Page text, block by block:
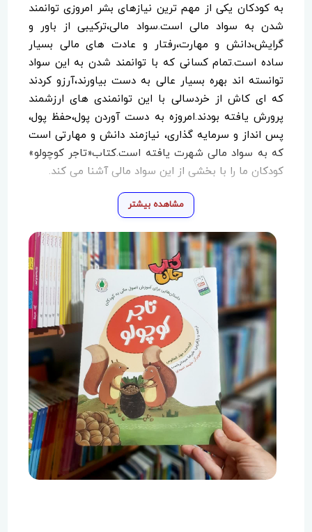
به کودکان یکی از مهم ترین نیازهای بشر امروزی توانمند
شدن به سواد مالی است.سواد مالی،ترکیبی از باور و
گرایش،دانش و مهارت،رفتار و عادت های مالی بسیار
ساده است.تمام کسانی که با توانمند شدن به این سواد
توانسته اند بهره بسیار عالی به دست بیاورند،آرزو کردند
که ای کاش از خردسالی با این توانمندی های ارزشمند
پرورش یافته بودند.امروزه به دست آوردن پول،حفظ پول،
پس انداز و سرمایه گذاری، نیازمند دانش و مهارتی است
که به سواد مالی شهرت یافته است.کتاب«تاجر کوچولو»
کودکان ما را با بخشی از این سواد مالی آشنا می کند.
مشاهده بیشتر